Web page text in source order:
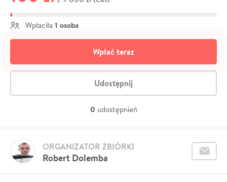
Wpłaciła 1 osoba
Wpłać teraz
Udostępnij
0 udostępnień
Robert Dolemba
ORGANIZATOR ZBIÓRKI